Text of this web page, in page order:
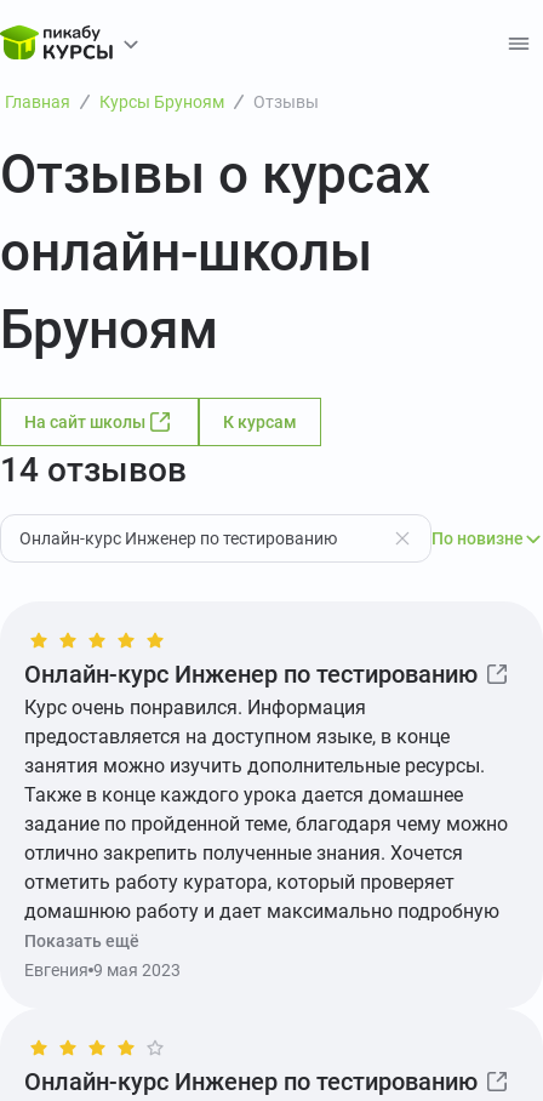
Главная Курсы Бруноям Отзывы
Отзывы о курсах
онлайн-школы
Бруноям
На сайт школы К курсам
14 отзывов
Онлайн-курс Инженер по тестированию По новизне
Онлайн-курс Инженер по тестированию
Курс очень понравился. Информация
предоставляется на доступном языке, в конце
занятия можно изучить дополнительные ресурсы.
Также в конце каждого урока дается домашнее
задание по пройденной теме, благодаря чему можно
отлично закрепить полученные знания. Хочется
отметить работу куратора, который проверяет
домашнюю работу и дает максимально подробную
обратную связь. Курс полностью охватывает
изучаемую область. Стоит отметить, что курс не
Показать ещё
Евгения 9 мая 2023
Онлайн-курс Инженер по тестированию